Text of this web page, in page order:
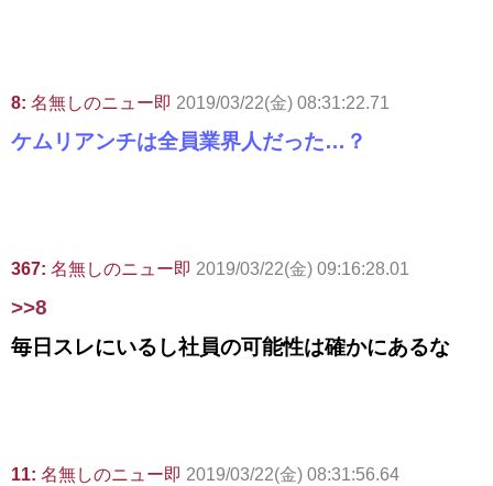
8: 名無しのニュー即 2019/03/22(金) 08:31:22.71
ケムリアンチは全員業界人だった…？
367: 名無しのニュー即 2019/03/22(金) 09:16:28.01
>>8
毎日スレにいるし社員の可能性は確かにあるな
11: 名無しのニュー即 2019/03/22(金) 08:31:56.64